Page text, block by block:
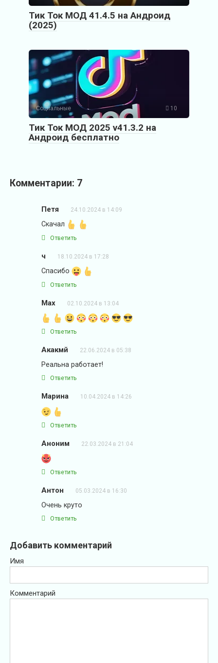
Тик Ток МОД 41.4.5 на Андроид
(2025)
Социальные 10
Тик Ток МОД 2025 v41.3.2 на
Андроид бесплатно
Комментарии: 7
Петя 24.10.2024 в 14:09
Скачал
Ответить
ч 18.10.2024 в 17:28
Спасибо
Ответить
Max 02.10.2024 в 13:04
Ответить
Акакмй 22.06.2024 в 05:38
Реальна работает!
Ответить
Марина 10.04.2024 в 14:26
Ответить
Аноним 22.03.2024 в 21:04
Ответить
Антон 05.03.2024 в 16:30
Очень круто
Ответить
Добавить комментарий
Имя
Комментарий